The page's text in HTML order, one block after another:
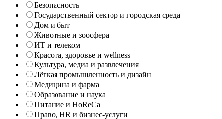
Безопасность
Государственный сектор и городская среда
Дом и быт
Животные и зоосфера
ИТ и телеком
Красота, здоровье и wellness
Культура, медиа и развлечения
Лёгкая промышленность и дизайн
Медицина и фарма
Образование и наука
Питание и HoReCa
Право, HR и бизнес-услуги